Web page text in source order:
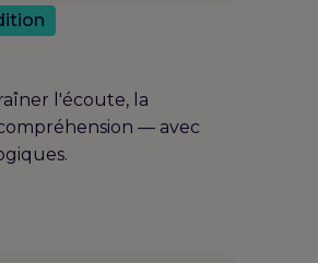
l'écoute, la
— avec